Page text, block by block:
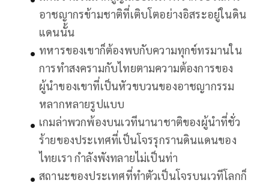
อาชญากรข้ามชาติที่เติบโตอย่างอิสระอยู่ในดิน
แดนนั้น
ทหารของเขาก็ต้องพบกับความทุกข์ทรมานใน
การทำสงครามกับไทยตามความต้องการของ
ผู้นำของเขาที่เป็นหัวขบวนของอาชญากรรม
หลากหลายรูปแบบ
เกมล่าพวกพ้องบนเวทีนานาชาติของผู้นำที่ชั่ว
ร้ายของประเทศที่เป็นโจรรุกรานดินแดนของ
ไทยเรา กำลังพังทลายไม่เป็นท่า
สถานะของประเทศที่ทำตัวเป็นโจรบนเวทีโลกก็